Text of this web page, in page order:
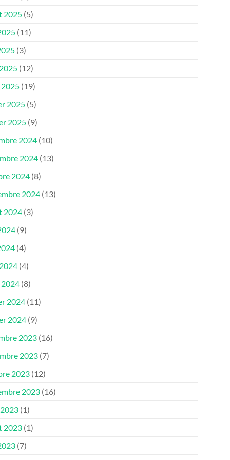
2025 (5)
(11)
(3)
(12)
(19)
2025 (5)
2025 (9)
2024 (10)
2024 (13)
2024 (8)
2024 (13)
2024 (3)
(9)
(4)
(4)
(8)
2024 (11)
2024 (9)
2023 (16)
2023 (7)
2023 (12)
2023 (16)
(1)
2023 (1)
(7)